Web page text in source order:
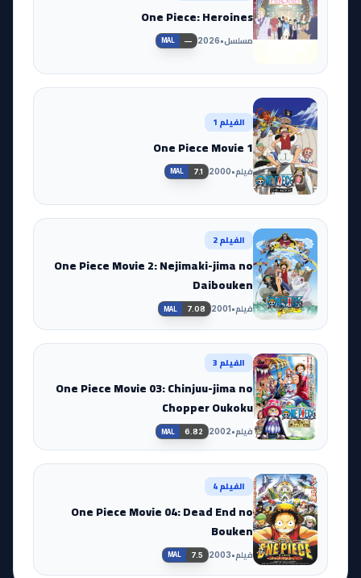
One Piece: Heroines
مسلسل•
2026
MAL —
الفيلم 1
One Piece Movie 1
فيلم•
2000
MAL 7.1
الفيلم 2
One Piece Movie 2: Nejimaki-jima no
Daibouken
فيلم•
2001
MAL 7.08
الفيلم 3
One Piece Movie 03: Chinjuu-jima no
Chopper Oukoku
فيلم•
2002
MAL 6.82
الفيلم 4
One Piece Movie 04: Dead End no
Bouken
فيلم•
2003
MAL 7.5